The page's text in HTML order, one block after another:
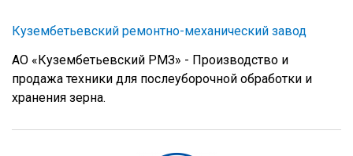
Кузембетьевский ремонтно-механический завод
АО «Кузембетьевский РМЗ» - Производство и
продажа техники для послеуборочной обработки и
хранения зерна.